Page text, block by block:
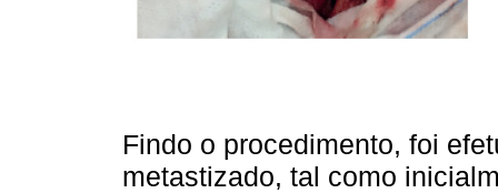
Findo o procedimento, foi
metastizado, tal como